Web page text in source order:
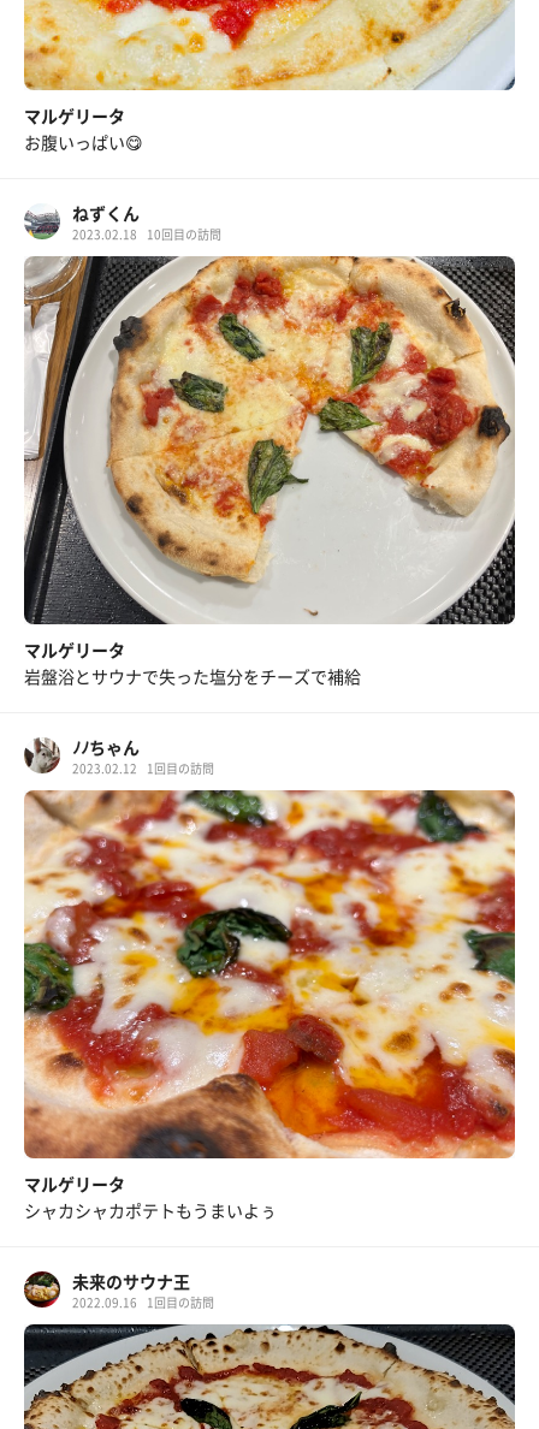
マルゲリータ
お腹いっぱい😋
ねずくん
2023.02.18 10回目の訪問
マルゲリータ
岩盤浴とサウナで失った塩分をチーズで補給
ﾉﾉちゃん
2023.02.12 1回目の訪問
マルゲリータ
シャカシャカポテトもうまいよぅ
未来のサウナ王
2022.09.16 1回目の訪問